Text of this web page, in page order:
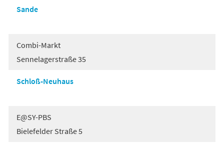
Sande
Combi-Markt
Sennelagerstraße 35
Schloß-Neuhaus
E@SY-PBS
Bielefelder Straße 5